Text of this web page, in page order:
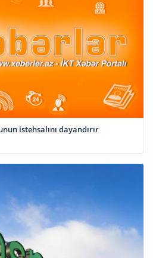
istehsalını dayandırır